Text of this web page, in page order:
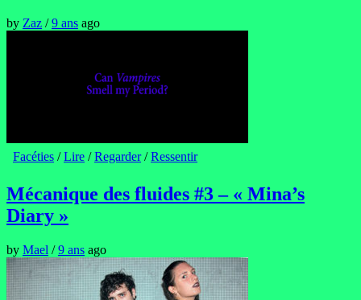
by Zaz /9 ans ago
Facéties /Lire /Regarder/Ressentir
Mécanique des fluides #3 – « Mina’s
Diary »
by Mael /9 ans ago